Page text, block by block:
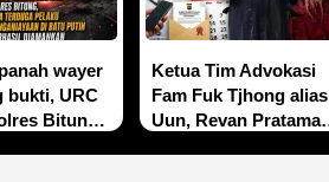
wayer
bukti, URC
Bitung
Ketua Tim Advokasi
Fam Fuk Tjhong alias
Uun, Revan Pratama